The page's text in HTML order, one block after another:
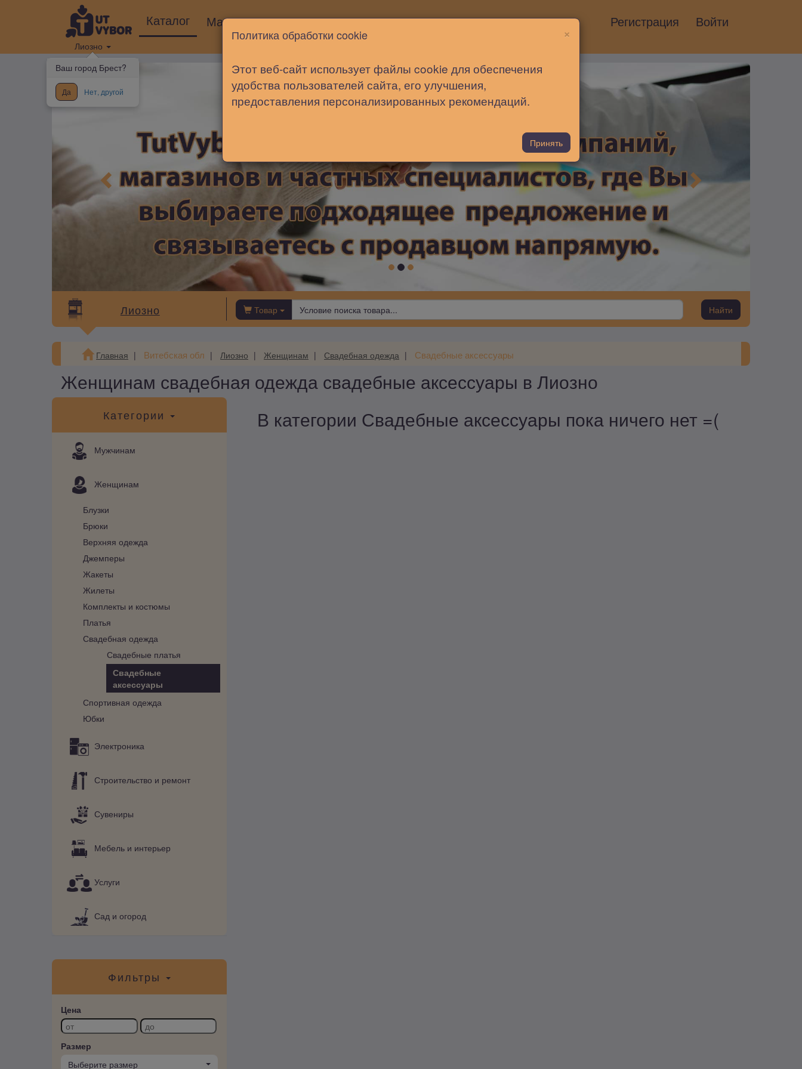
Лиозно
Ваш город Брест?
Да Нет, другой
Каталог Магазины Новости Статьи Помощь Регистрация Войти
Лиозно Товар Найти
Главная Витебская обл Лиозно Женщинам Свадебная одежда Свадебные аксессуары
Женщинам свадебная одежда свадебные аксессуары в Лиозно
Категории
Мужчинам
Женщинам
Блузки
Брюки
Верхняя одежда
Джемперы
Жакеты
Жилеты
Комплекты и костюмы
Платья
Свадебная одежда
Свадебные платья
Свадебные
аксессуары
Спортивная одежда
Юбки
Электроника
Строительство и ремонт
Сувениры
Мебель и интерьер
Услуги
Сад и огород
Фильтры
Цена
Размер
Выберите размер
В категории Свадебные аксессуары пока ничего нет =(
×
Политика обработки cookie
Этот веб-сайт использует файлы cookie для обеспечения
удобства пользователей сайта, его улучшения,
предоставления персонализированных рекомендаций.
Принять